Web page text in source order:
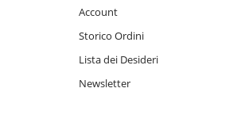
Account
Storico Ordini
Lista dei Desideri
Newsletter